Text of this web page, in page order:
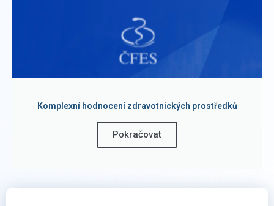
Komplexní hodnocení zdravotnických prostředků
Pokračovat